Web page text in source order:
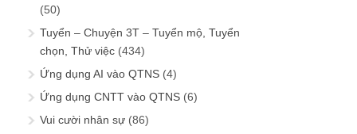
(50)
Tuyển – Chuyện 3T – Tuyển mộ, Tuyển
chọn, Thử việc (434)
Ứng dụng AI vào QTNS (4)
Ứng dụng CNTT vào QTNS (6)
Vui cười nhân sự (86)